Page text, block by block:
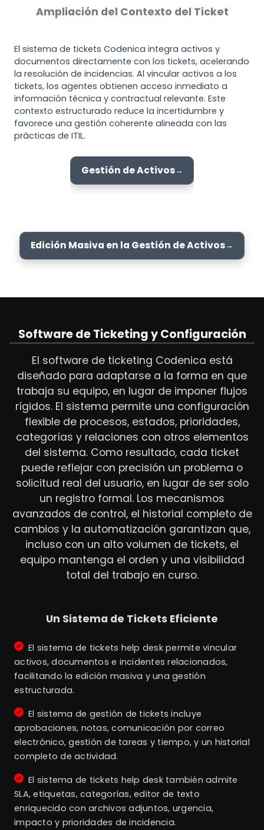
Ampliación del Contexto del Ticket
El sistema de tickets Codenica integra activos y
documentos directamente con los tickets, acelerando
la resolución de incidencias. Al vincular activos a los
tickets, los agentes obtienen acceso inmediato a
información técnica y contractual relevante. Este
contexto estructurado reduce la incertidumbre y
favorece una gestión coherente alineada con las
prácticas de ITIL.
Gestión de Activos
Edición Masiva en la Gestión de Activos
Software de Ticketing y Configuración
El software de ticketing Codenica está
diseñado para adaptarse a la forma en que
trabaja su equipo, en lugar de imponer flujos
rígidos. El sistema permite una configuración
flexible de procesos, estados, prioridades,
categorías y relaciones con otros elementos
del sistema. Como resultado, cada ticket
puede reflejar con precisión un problema o
solicitud real del usuario, en lugar de ser solo
un registro formal. Los mecanismos
avanzados de control, el historial completo de
cambios y la automatización garantizan que,
incluso con un alto volumen de tickets, el
equipo mantenga el orden y una visibilidad
total del trabajo en curso.
Un Sistema de Tickets Eficiente
El sistema de tickets help desk permite vincular
activos, documentos e incidentes relacionados,
facilitando la edición masiva y una gestión
estructurada.
El sistema de gestión de tickets incluye
aprobaciones, notas, comunicación por correo
electrónico, gestión de tareas y tiempo, y un historial
completo de actividad.
El sistema de tickets help desk también admite
SLA, etiquetas, categorías, editor de texto
enriquecido con archivos adjuntos, urgencia,
impacto y prioridades de incidencia.